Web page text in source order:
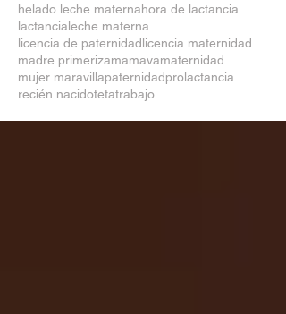
helado leche maternahora de lactancia
lactancialeche materna
licencia de paternidadlicencia maternidad
madre primerizamamavamaternidad
mujer maravillapaternidadprolactancia
recién nacidotetatrabajo